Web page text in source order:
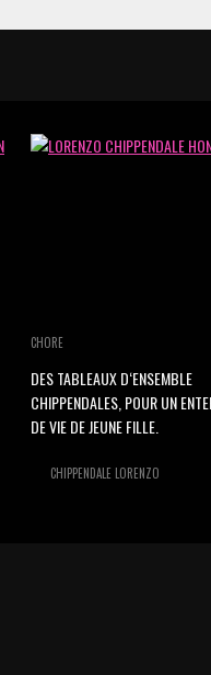
CHORE
DES TABLEAUX D‘ENSEMBLE
CHIPPENDALES, POUR UN
DE VIE DE JEUNE FILLE.
CHIPPENDALE LORENZO